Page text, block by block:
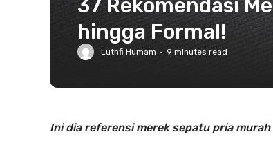
37 Rekomendasi
hingga Formal!
Luthfi Humam · 9 minutes read
Ini dia referensi merek sepatu pria